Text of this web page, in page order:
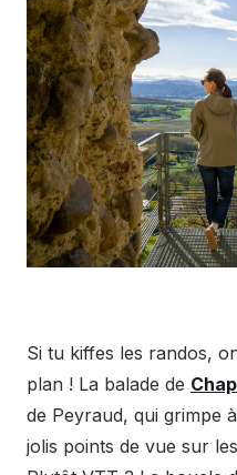
Si tu kiffes les randos,
plan ! La balade de
de Peyraud, qui grimpe
jolis points de vue sur